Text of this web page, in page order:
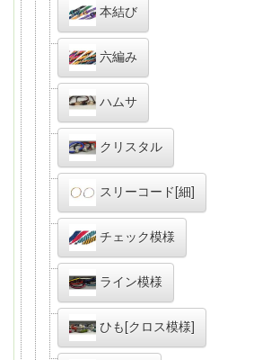
本結び
六編み
ハムサ
クリスタル
スリーコード[細]
チェック模様
ライン模様
ひも[クロス模様]